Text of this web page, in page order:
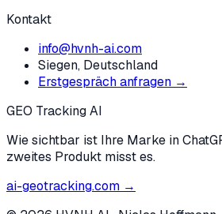
Kontakt
info@hvnh-ai.com
Siegen, Deutschland
Erstgespräch anfragen →
GEO Tracking AI
Wie sichtbar ist Ihre Marke in
zweites Produkt misst es.
ai-geotracking.com →